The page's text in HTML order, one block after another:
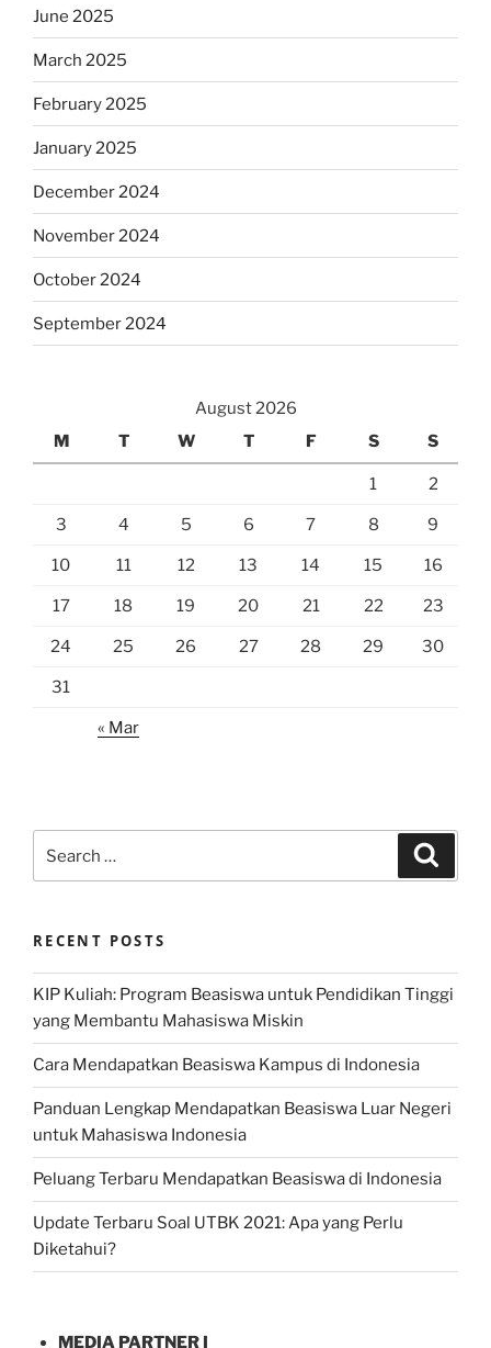
June 2025
March 2025
February 2025
January 2025
December 2024
November 2024
October 2024
September 2024
August 2026
M
T W T F S S
1 2
3 4 5 6 7 8 9
10 11 12 13 14 15 16
17 18 19 20 21 22 23
24 25 26 27 28 29 30
31
« Mar
for:
RECENT POSTS
KIP Kuliah: Program Beasiswa untuk Pendidikan Tinggi
yang Membantu Mahasiswa Miskin
Cara Mendapatkan Beasiswa Kampus di Indonesia
Panduan Lengkap Mendapatkan Beasiswa Luar Negeri
untuk Mahasiswa Indonesia
Peluang Terbaru Mendapatkan Beasiswa di Indonesia
Update Terbaru Soal UTBK 2021: Apa yang Perlu
Diketahui?
MEDIA PARTNER I